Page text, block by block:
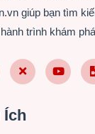
giúp bạn tìm
trình khám
EN
Facebook
X (Twitter)
Ích